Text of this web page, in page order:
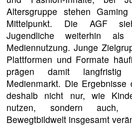
Altersgruppe stehen
Mittelpunkt. Die AGF
Jugendliche weiterhin als
Mediennutzung. Junge
Plattformen und Formate
prägen damit langfristig
Medienmarkt. Die Ergebnisse
deshalb nicht nur, wie
nutzen, sondern
Bewegtbildwelt insgesamt